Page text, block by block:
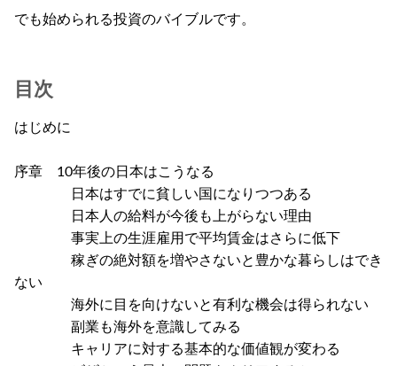
でも始められる投資のバイブルです。
目次
はじめに
序章 10年後の日本はこうなる
日本はすでに貧しい国になりつつある
日本人の給料が今後も上がらない理由
事実上の生涯雇用で平均賃金はさらに低下
稼ぎの絶対額を増やさないと豊かな暮らしはでき
ない
海外に目を向けないと有利な機会は得られない
副業も海外を意識してみる
キャリアに対する基本的な価値観が変わる